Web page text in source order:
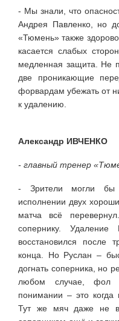
- Мы знали, что
Андрея Павленко, но
«Тюмень» также
касается слабых
медленная защита. Не
две проникающие
форвардам убежать от
к удалению.
Александр ИВЧЕНКО
- главный тренер
- Зрители могли бы
исполнении двух
матча всё
сопернику.
восстановился после
конца. Но Руслан –
догнать соперника, но
любом случае, фол
понимании – это когда
Тут же мяч даже не